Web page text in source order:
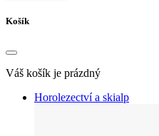
Košík
Váš košík je prázdný
Horolezectví a skialp